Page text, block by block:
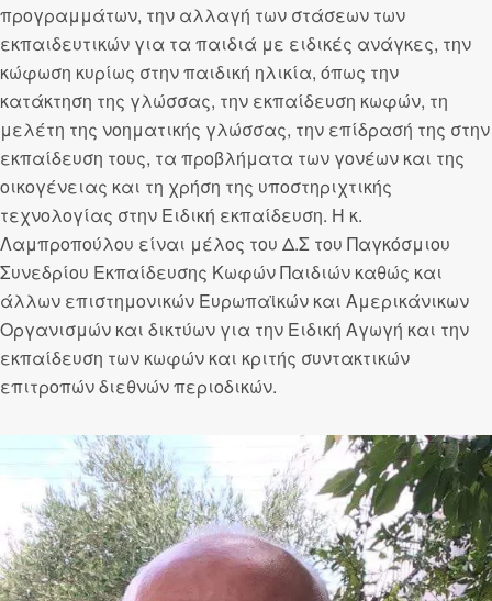
προγραμμάτων, την αλλαγή των στάσεων των
εκπαιδευτικών για τα παιδιά με ειδικές ανάγκες, την
κώφωση κυρίως στην παιδική ηλικία, όπως την
κατάκτηση της γλώσσας, την εκπαίδευση κωφών, τη
μελέτη της νοηματικής γλώσσας, την επίδρασή της στην
εκπαίδευση τους, τα προβλήματα των γονέων και της
οικογένειας και τη χρήση της υποστηριχτικής
τεχνολογίας στην Ειδική εκπαίδευση. Η κ.
Λαμπροπούλου είναι μέλος του Δ.Σ του Παγκόσμιου
Συνεδρίου Εκπαίδευσης Κωφών Παιδιών καθώς και
άλλων επιστημονικών Ευρωπαϊκών και Αμερικάνικων
Οργανισμών και δικτύων για την Ειδική Αγωγή και την
εκπαίδευση των κωφών και κριτής συντακτικών
επιτροπών διεθνών περιοδικών.